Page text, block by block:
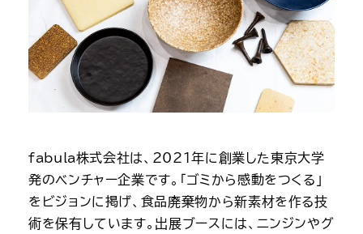
fabula株式会社は、2021年に創業した東京大学
発のベンチャー企業です。「ゴミから感動をつくる」
をビジョンに掲げ、食品廃棄物から新素材を作る技
術を保有しています。出展ブースには、ニンジンやグ